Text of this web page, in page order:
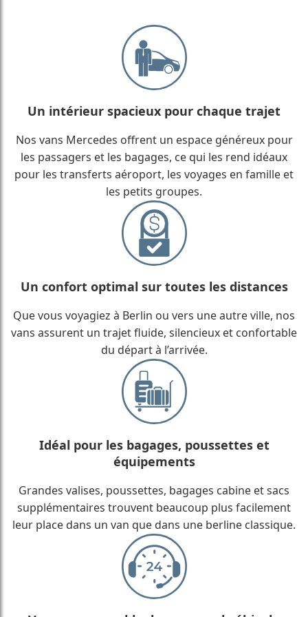
Un intérieur spacieux pour chaque trajet
Nos vans Mercedes offrent un espace généreux pour
les passagers et les bagages, ce qui les rend idéaux
pour les transferts aéroport, les voyages en famille et
les petits groupes.
Un confort optimal sur toutes les distances
Que vous voyagiez à Berlin ou vers une autre ville, nos
vans assurent un trajet fluide, silencieux et confortable
du départ à l’arrivée.
Idéal pour les bagages, poussettes et
équipements
Grandes valises, poussettes, bagages cabine et sacs
supplémentaires trouvent beaucoup plus facilement
leur place dans un van que dans une berline classique.